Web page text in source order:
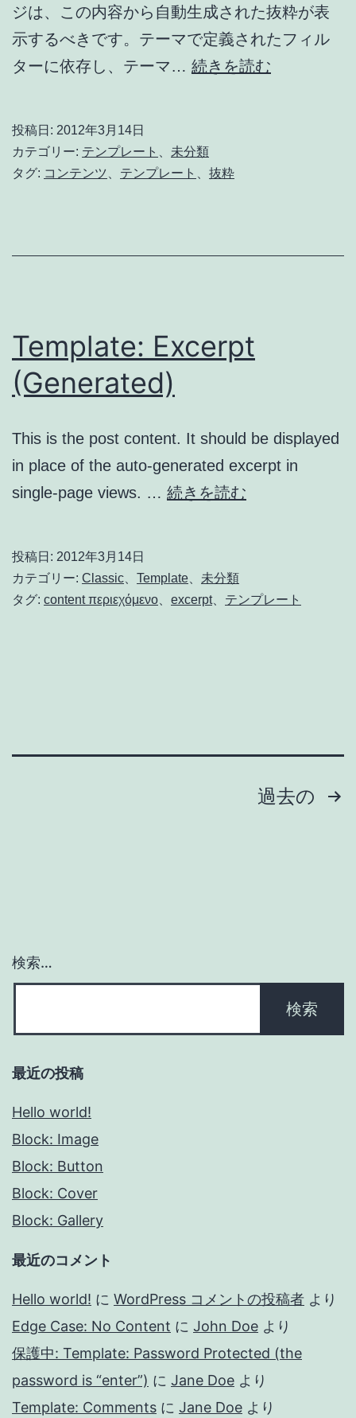
ジは、この内容から自動生成された抜粋が表
示するべきです。テーマで定義されたフィル
ターに依存し、テーマ… 続きを読む
粋
投稿日: 2012年3月14日
カテゴリー: テンプレート
未分類
タグ: コンテンツ テンプレート 抜粋
Template: Excerpt
(Generated)
This is the post content. It should be displayed
in place of the auto-generated excerpt in
single-page views. … 続きを読む
投稿日: 2012年3月14日
カテゴリー: Classic Template
未分類
タグ: content περιεχόμενο excerpt、 テンプレート
ジ
過去の
検索…
最近の投稿
Hello world!
Block: Image
Block: Button
Block: Cover
Block: Gallery
最近のコメント
Hello world! に WordPress コメントの投稿者 より
Edge Case: No Content に John Doe より
保護中: Template: Password Protected (the
password is “enter”) に Jane Doe より
Template: Comments に Jane Doe より